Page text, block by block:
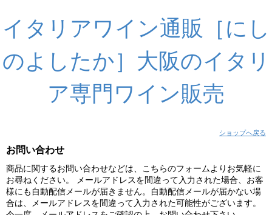
イタリアワイン通販［にし
のよしたか］大阪のイタリ
ア専門ワイン販売
ショップへ戻る
お問い合わせ
商品に関するお問い合わせなどは、こちらのフォームよりお気軽に
お尋ねください。 メールアドレスを間違って入力された場合、お客
様にも自動配信メールが届きません。自動配信メールが届かない場
合は、メールアドレスを間違って入力された可能性がございます。